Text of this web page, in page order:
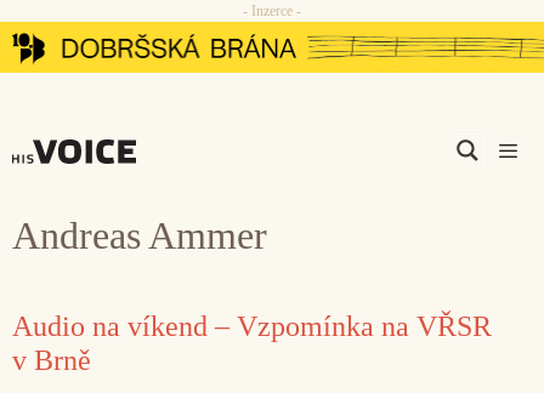
Přeskočit
na
- Inzerce -
Andreas Ammer
Audio na víkend – Vzpomínka na VŘSR
v Brně